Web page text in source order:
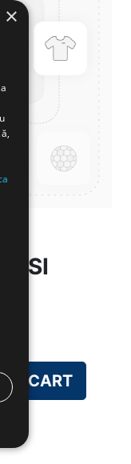
SI
CART
×